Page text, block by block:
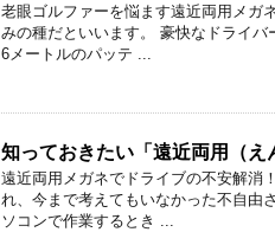
老眼ゴルファーを悩ます遠近両用メガ
みの種だといいます。 豪快なドライ
6メートルのパッテ ...
知っておきたい「遠近両用（
遠近両用メガネでドライブの不安解消
れ、今まで考えてもいなかった不自由
ソコンで作業するとき ...